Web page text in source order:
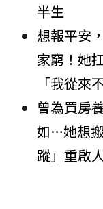
半生
想報平安
家窮！她
「我從來
曾為買房
如…她想
蹤」重啟